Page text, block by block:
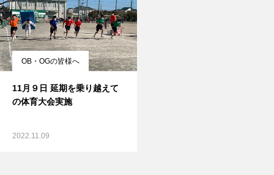
OB・OGの皆様へ
11月９日 延期を乗り越えて
の体育大会実施
2022.11.09